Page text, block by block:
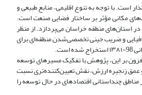
است. با توجه به تنوع اقلیمی، منابع طبیعی و
های مکانی مؤثر بر ساختار فضایی صنعت است.
استانهای منطقه خراسان میپردازد. از منظر
و ضریب جینی تخصصیشدن منطقهای برای
بر این، پژوهش با تفکیک مسیرهای توسعه
عمق زنجیره ارزش، نقش تعیینکنندهتری نسبت
چنداستانی اقتصادهای در حال توسعه را